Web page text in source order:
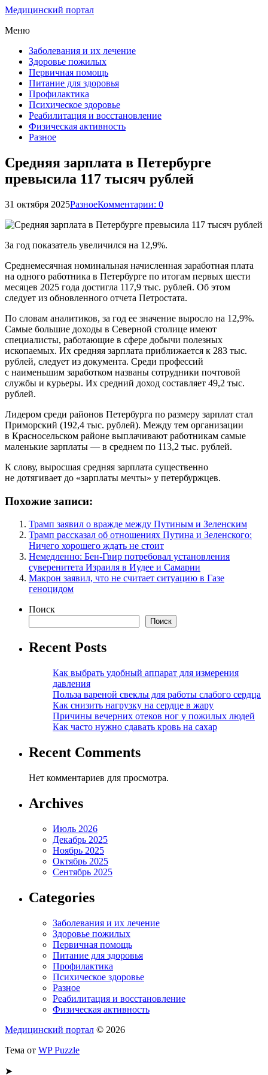
Медицинский портал
Меню
Заболевания и их лечение
Здоровье пожилых
Первичная помощь
Питание для здоровья
Профилактика
Психическое здоровье
Реабилитация и восстановление
Физическая активность
Разное
Средняя зарплата в Петербурге
превысила 117 тысяч рублей
31 октября 2025РазноеКомментарии: 0
За год показатель увеличился на 12,9%.
Среднемесячная номинальная начисленная заработная плата
на одного работника в Петербурге по итогам первых шести
месяцев 2025 года достигла 117,9 тыс. рублей. Об этом
следует из обновленного отчета Петростата.
По словам аналитиков, за год ее значение выросло на 12,9%.
Самые большие доходы в Северной столице имеют
специалисты, работающие в сфере добычи полезных
ископаемых. Их средняя зарплата приближается к 283 тыс.
рублей, следует из документа. Среди профессий
с наименьшим заработком названы сотрудники почтовой
службы и курьеры. Их средний доход составляет 49,2 тыс.
рублей.
Лидером среди районов Петербурга по размеру зарплат стал
Приморский (192,4 тыс. рублей). Между тем организации
в Красносельском районе выплачивают работникам самые
маленькие зарплаты — в среднем по 113,2 тыс. рублей.
К слову, выросшая средняя зарплата существенно
не дотягивает до «зарплаты мечты» у петербуржцев.
Похожие записи:
Трамп заявил о вражде между Путиным и Зеленским
Трамп рассказал об отношениях Путина и Зеленского:
Ничего хорошего ждать не стоит
Немедленно: Бен-Гвир потребовал установления
суверенитета Израиля в Иудее и Самарии
Макрон заявил, что не считает ситуацию в Газе
геноцидом
Поиск
Поиск
Recent Posts
Как выбрать удобный аппарат для измерения
давления
Польза вареной свеклы для работы слабого сердца
Как снизить нагрузку на сердце в жару
Причины вечерних отеков ног у пожилых людей
Как часто нужно сдавать кровь на сахар
Recent Comments
Нет комментариев для просмотра.
Archives
Июль 2026
Декабрь 2025
Ноябрь 2025
Октябрь 2025
Сентябрь 2025
Categories
Заболевания и их лечение
Здоровье пожилых
Первичная помощь
Питание для здоровья
Профилактика
Психическое здоровье
Разное
Реабилитация и восстановление
Физическая активность
Медицинский портал © 2026
Тема от WP Puzzle
➤